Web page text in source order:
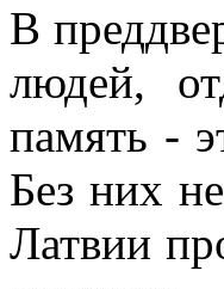
В
людей,
память -
Без них
Латвии